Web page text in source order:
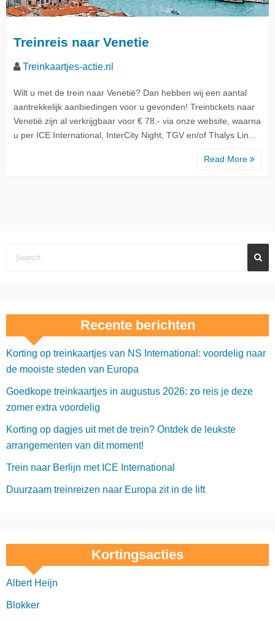
Treinreis naar Venetie
Treinkaartjes-actie.nl
Wilt u met de trein naar Venetië? Dan hebben wij een aantal
aantrekkelijk aanbiedingen voor u gevonden! Treintickets naar
Venetië zijn al verkrijgbaar voor € 78,- via onze website, waarna
u per ICE International, InterCity Night, TGV en/of Thalys Lin…
Read More
Recente berichten
Korting op treinkaartjes van NS International: voordelig naar
de mooiste steden van Europa
Goedkope treinkaartjes in augustus 2026: zo reis je deze
zomer extra voordelig
Korting op dagjes uit met de trein? Ontdek de leukste
arrangementen van dit moment!
Trein naar Berlijn met ICE International
Duurzaam treinreizen naar Europa zit in de lift
Kortingsacties
Albert Heijn
Blokker